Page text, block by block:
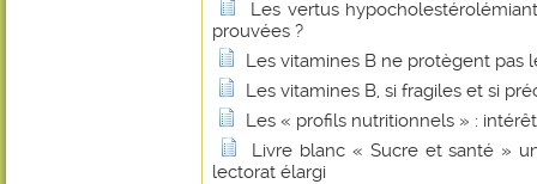
Les vertus
prouvées ?
Les vitamines B ne protègent pas
Les vitamines B, si fragiles et si
Les « profils nutritionnels » :
Livre blanc « Sucre et santé »
lectorat élargi